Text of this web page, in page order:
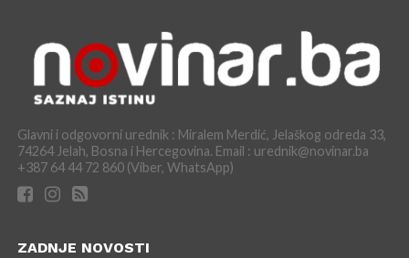
Glavni i odgovorni urednik : Miralem Merdić, Jelaškog odreda 33,
74264 Jelah, Bosna i Hercegovina. Email : urednik@novinar.ba
+387 64 44 72 860 (Viber, WhatsApp)
ZADNJE NOVOSTI